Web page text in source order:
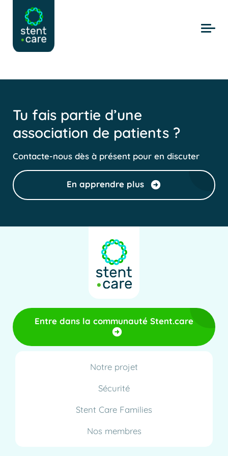
Skip to main content
Tu fais partie d’une
association de patients ?
Contacte-nous dès à présent pour en discuter
En apprendre plus
Entre dans la communauté Stent.care
Notre projet
Sécurité
Stent Care Families
Nos membres